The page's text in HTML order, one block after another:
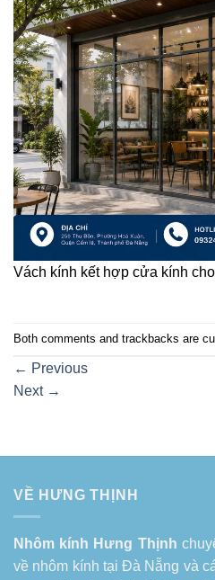
Vách kính kết hợp cửa kính
Both comments and trackbacks are
← Previous
Next →
VỀ HƯNG THỊNH
Nhôm kính Hưng Thịnh
về nhôm kính tại Đà Nẵng và